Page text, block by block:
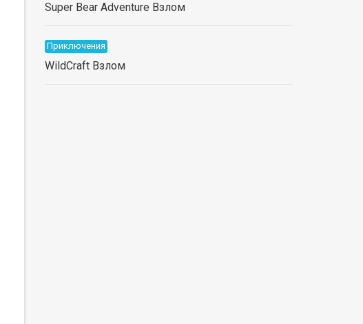
Super Bear Adventure Взлом
Приключения
WildCraft Взлом